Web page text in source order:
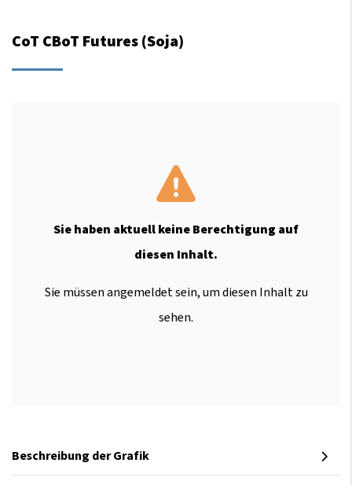
CoT CBoT Futures (Soja)
Sie haben aktuell keine Berechtigung auf
diesen Inhalt.
Sie müssen angemeldet sein, um diesen Inhalt zu
sehen.
Beschreibung der Grafik